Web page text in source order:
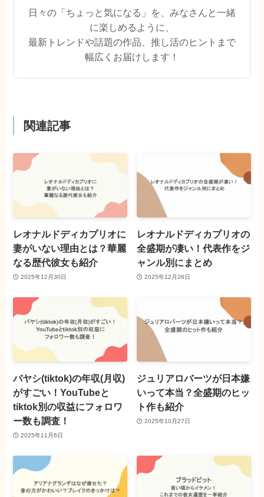
日々の「ちょっと気になる」を、みなさんと一緒
に楽しめるように、
最新トレンドや話題の作品、推し活のヒントまで
幅広くお届けします！
関連記事
レオナルドディカプリオに
妻がいない理由とは？華麗
なる歴代彼女も紹介
2025年12月30日
レオナルドディカプリオの
全盛期が凄い！代表作をジ
ャンル別にまとめ
2025年12月26日
バヤシ(tiktok)の年収(月収)
がすごい！YouTubeと
tiktok別の収益にフォロワ
ー数も調査！
2025年11月6日
ジュリアロバーツが日本嫌
いって本当？全盛期のヒッ
ト作も紹介
2025年10月27日